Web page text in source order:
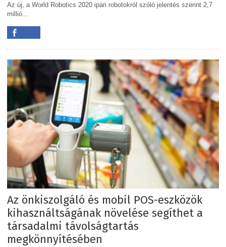
Az új, a World Robotics 2020 ipari robotokról szóló jelentés szerint 2,7
millió...
Az önkiszolgáló és mobil POS-eszközök
kihasználtságának növelése segíthet a
társadalmi távolságtartás
megkönnyítésében